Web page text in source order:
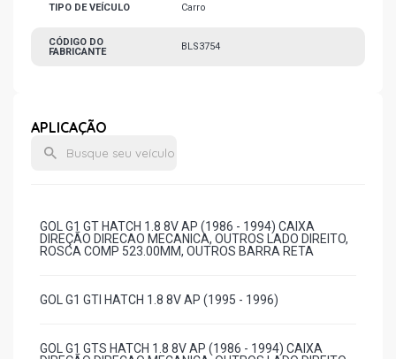
TIPO DE VEÍCULO Carro
CÓDIGO DO
FABRICANTE
BLS3754
APLICAÇÃO
GOL G1 GT HATCH 1.8 8V AP (1986 - 1994) CAIXA
DIREÇÃO DIRECAO MECANICA, OUTROS LADO DIREITO,
ROSCA COMP 523.00MM, OUTROS BARRA RETA
GOL G1 GTI HATCH 1.8 8V AP (1995 - 1996)
GOL G1 GTS HATCH 1.8 8V AP (1986 - 1994) CAIXA